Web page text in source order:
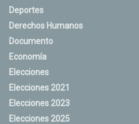
Deportes
Derechos Humanos
Documento
Economía
Elecciones
Elecciones 2021
Elecciones 2023
Elecciones 2025